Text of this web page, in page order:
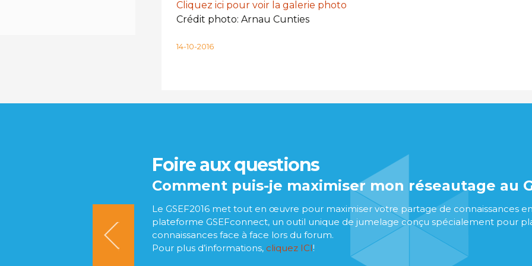
Cliquez ici pour voir la galerie photo
Crédit photo: Arnau Cunties
14-10-2016
Foire aux questions
souterrain, le Palais des
Comment puis-je maximiser mon réseautage au
Le GSEF2016 met tout en œuvre pour maximiser votre partage de connaissances en
plateforme GSEFconnect, un outil unique de jumelage conçu spécialement pour
connaissances face à face lors du forum.
Pour plus d’informations, cliquez ICI!